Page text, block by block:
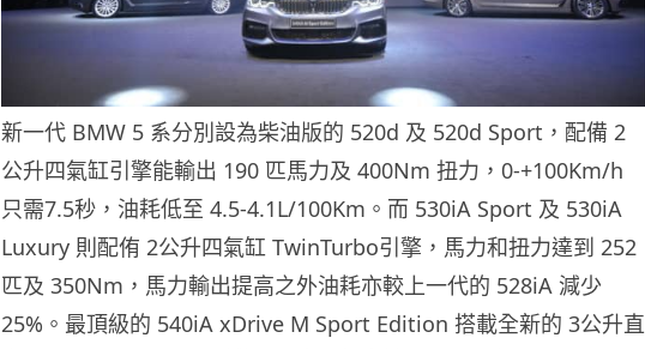
新一代 BMW 5 系分別設為柴油版的 520d 及 520d Sport，配備 2
公升四氣缸引擎能輸出 190 匹馬力及 400Nm 扭力，0-+100Km/h
只需7.5秒，油耗低至 4.5-4.1L/100Km。而 530iA Sport 及 530iA
Luxury 則配侑 2公升四氣缸 TwinTurbo引擎，馬力和扭力達到 252
匹及 350Nm，馬力輸出提高之外油耗亦較上一代的 528iA 減少
25%。最頂級的 540iA xDrive M Sport Edition 搭載全新的 3公升直